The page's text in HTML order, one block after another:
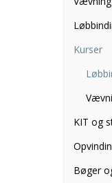
Kurser
KIT og
Bøger